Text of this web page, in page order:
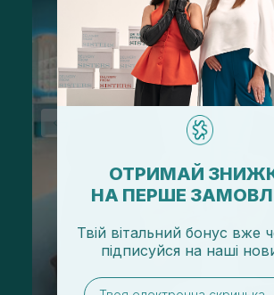
ОТРИМАЙ
НА ПЕРШЕ
Твій вітальний бонус вже
підписуйся на наші
email